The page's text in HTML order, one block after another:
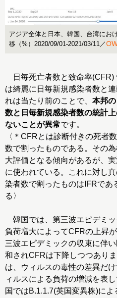
アジア全体と日本、韓国、台湾にお
移（%）2020/09/01-2021/03/11／
日毎死亡者数と致命率(CFR)
は綺麗に日毎新規感染者数と
れは当たり前のことで、 本邦
数と日毎新規感染者数の統計
ないことが異常です。
〈＊CFRとは診断付きの死者
数で割ったものである。その
大評価となる傾向があるが、
に使われている。これに対し
染者数で割ったものはIFRであ
る〉
韓国では、第三波エピデミ
負荷増大によってCFRの上昇
三波エピデミックの収束に伴
和されCFRは下降しつつあり
は、ウィルスの毒性の差異だ
ィルスによる負荷の増減を表
国ではB.1.1.7(英国変異株)によ